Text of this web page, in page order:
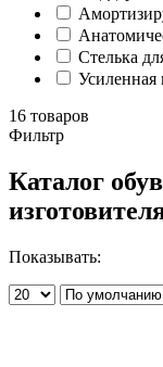
Стелька
Усиленная
16 товаров
Фильтр
Каталог
Показывать: